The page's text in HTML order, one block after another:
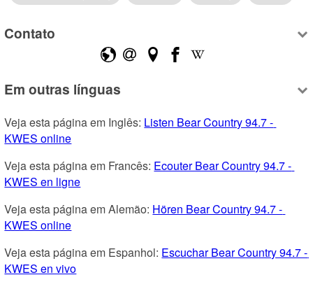
Contato
Em outras línguas
Veja esta página em Inglês: Listen Bear Country 94.7 -
KWES online
Veja esta página em Francês: Ecouter Bear Country 94.7 -
KWES en ligne
Veja esta página em Alemão: Hören Bear Country 94.7 -
KWES online
Veja esta página em Espanhol: Escuchar Bear Country 94.7 -
KWES en vivo